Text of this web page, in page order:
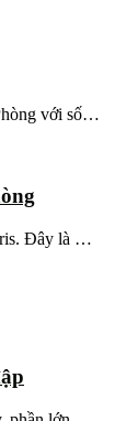
với số…
Đây là …